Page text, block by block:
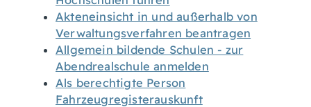
Akteneinsicht in und außerhalb von
Verwaltungsverfahren beantragen
Allgemein bildende Schulen - zur
Abendrealschule anmelden
Als berechtigte Person
Fahrzeugregisterauskunft